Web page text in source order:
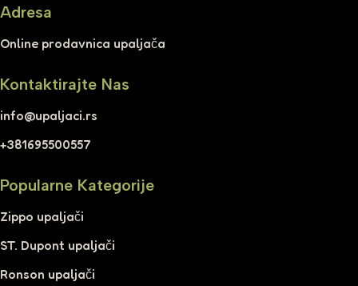
Adresa
Online prodavnica upaljača
Kontaktirajte Nas
info@upaljaci.rs
+381695500557
Popularne Kategorije
Zippo upaljači
ST. Dupont upaljači
Ronson upaljači